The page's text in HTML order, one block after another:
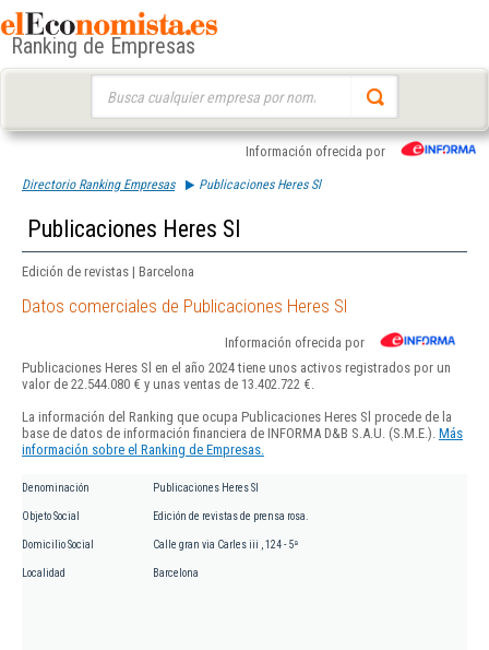
Ranking de Empresas
Información ofrecida por
Directorio Ranking Empresas Publicaciones Heres Sl
Publicaciones Heres Sl
Edición de revistas | Barcelona
Datos comerciales de Publicaciones Heres Sl
Información ofrecida por
Publicaciones Heres Sl en el año 2024 tiene unos activos registrados por un
valor de 22.544.080 € y unas ventas de 13.402.722 €.
La información del Ranking que ocupa Publicaciones Heres Sl procede de la
base de datos de información financiera de INFORMA D&B S.A.U. (S.M.E.). Más
información sobre el Ranking de Empresas.
Denominación Publicaciones Heres Sl
Objeto Social Edición de revistas de prensa rosa.
Domicilio Social Calle gran via Carles iii , 124 - 5ª
Localidad Barcelona